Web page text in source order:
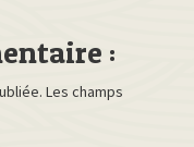
:
Les champs